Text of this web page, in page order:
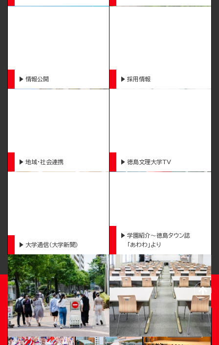
情報公開 採用情報
地域・社会連携 徳島文理大学TV
大学通信（大学新聞）
学園紹介～徳島タウン誌
「あわわ」より
TOKUSHIMA BUNRI UNIVERSITY